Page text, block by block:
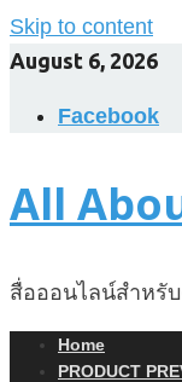
Skip to content
August 6, 2026
Facebook
All
สื่อออนไลน์สำหรั
Home
PRODUCT